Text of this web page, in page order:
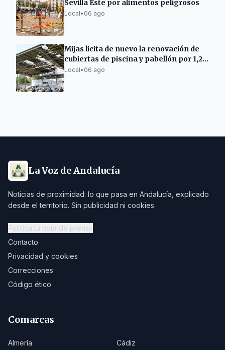
Sevilla Este por alimentos peligrosos
Local• 06 ago
Mijas licita de nuevo la renovación de
cubiertas de piscina y pabellón por 1,2
millones
Local• 06 ago
La Voz de Andalucía
Noticias de proximidad: lo que pasa en Andalucía, explicado
desde el territorio. Sin publicidad ni cookies.
Publica tu nota de prensa
Contacto
Privacidad y cookies
Correcciones
Código ético
Comarcas
Almería
Cádiz